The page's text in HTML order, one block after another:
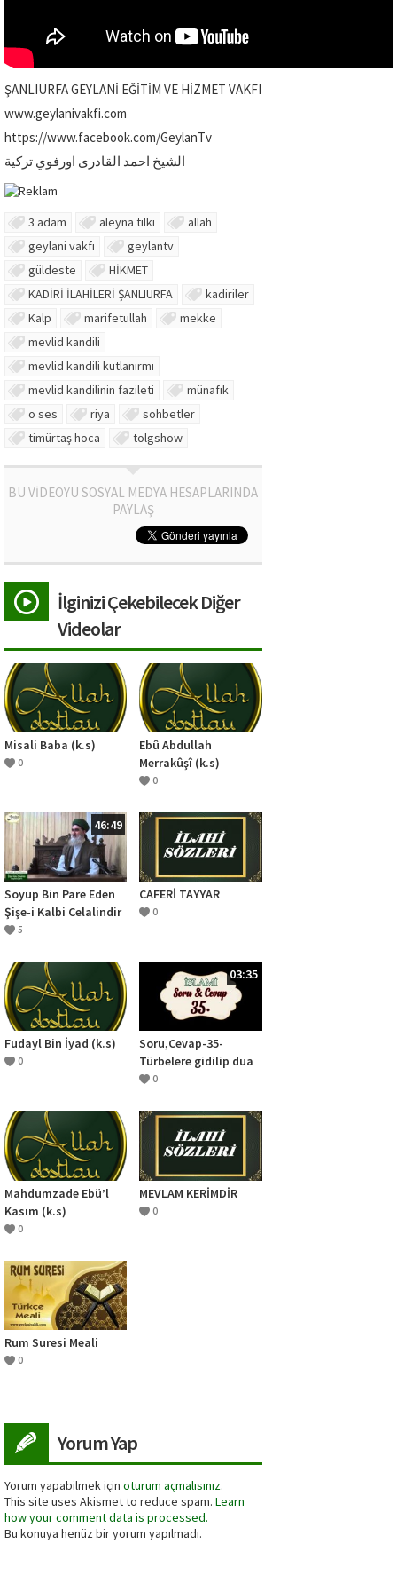
ŞANLIURFA GEYLANİ EĞİTİM VE HİZMET VAKFI
www.geylanivakfi.com
https://www.facebook.com/GeylanTv
الشيخ احمد القادرى اورفوي تركية
3 adam aleyna tilki
allah
geylani vakfı
geylantv
güldeste
HİKMET
KADİRİ İLAHİLERİ ŞANLIURFA
kadiriler
Kalp
marifetullah
mekke
mevlid kandili
mevlid kandili kutlanırmı
mevlid kandilinin fazileti
münafık
o ses
riya
sohbetler
timürtaş hoca
tolgshow
BU VİDEOYU SOSYAL MEDYA HESAPLARINDA
PAYLAŞ
İlginizi Çekebilecek Diğer
Videolar
Misali Baba (k.s)
0
Ebû Abdullah
Merrakûşî (k.s)
0
46:49
Soyup Bin Pare Eden
Şişe‐i Kalbi Celalindir
5
CAFERİ TAYYAR
0
Fudayl Bin İyad (k.s)
0
03:35
Soru,Cevap-35-
Türbelere gidilip dua
edilmesini şirk olarak
söylemek istersiniz
0
Mahdumzade Ebü’l
Kasım (k.s)
0
MEVLAM KERİMDİR
0
Rum Suresi Meali
0
Yorum Yap
Yorum yapabilmek için oturum açmalısınız.
This site uses Akismet to reduce spam. Learn
how your comment data is processed.
Bu konuya henüz bir yorum yapılmadı.